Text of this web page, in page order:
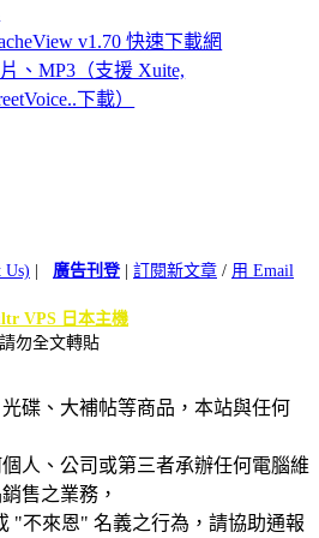
v1.70 快速下載網
、MP3（支援 Xuite,
下載）
Us) 廣告刊登| 訂閱新文章 / 用 Email
VPS 日本主機
勿全文轉貼
碟、大補帖等商品，本站與任何
人、公司或第三者承辦任何電腦維
售之業務，
"不來恩" 名義之行為，請協助通報